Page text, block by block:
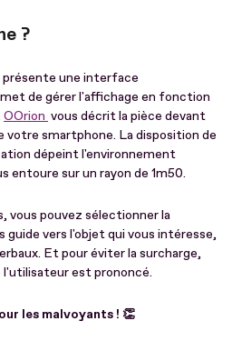
?
présente une interface
de gérer l'affichage en fonction
OOrion vous décrit la pièce devant
votre smartphone. La disposition de
dépeint l'environnement
entoure sur un rayon de 1m50.
vous pouvez sélectionner la
guide vers l'objet qui vous intéresse,
Et pour éviter la surcharge,
l'utilisateur est prononcé.
les malvoyants ! 👏